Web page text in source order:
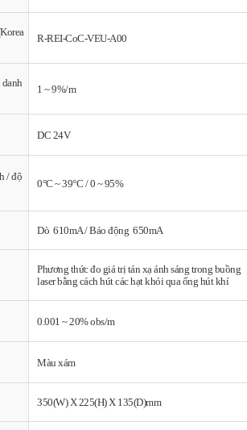
R-REI-CoC-VEU-A00
danh
1 ~ 9%/m
DC 24V
/ độ
0°C ~ 39°C / 0 ~ 95%
Dò 610mA /Báo động 650mA
Phương thức đo giá trị tán xạ ánh sáng trong buồng
laser bằng cách hút các hạt khói qua ống hút khí
0.001 ~ 20% obs/m
Màu xám
350(W) X 225(H) X 135(D)mm